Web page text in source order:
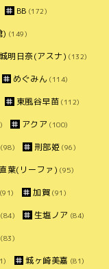
BB (172)
) (149)
明日奈(アスナ) (132)
めぐみん (114)
東風谷早苗 (112)
アクア (100)
(98) 刑部姫 (96)
葉(リーファ) (95)
(91) 加賀 (91)
(84) 生塩ノア (84)
(83)
城ヶ崎美嘉 (81)